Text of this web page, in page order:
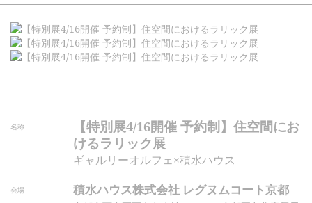
名称
【特別展4/16開催 予約制】住空間にお
けるラリック展
ギャルリーオルフェ×積水ハウス
会場 積水ハウス株式会社 レグヌムコート京都